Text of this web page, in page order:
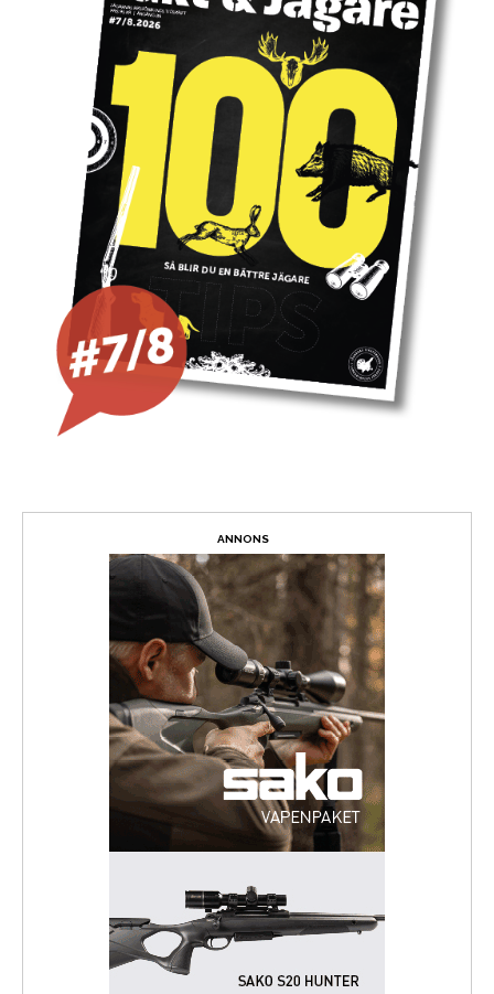
ANNONS